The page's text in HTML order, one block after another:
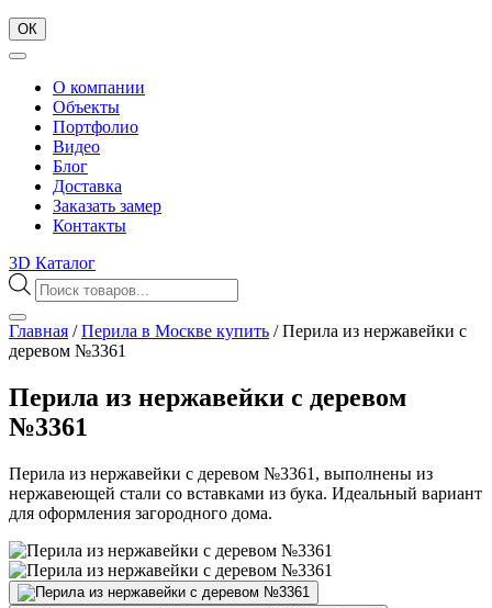
ОК
О компании
Объекты
Портфолио
Видео
Блог
Доставка
Заказать замер
Контакты
3D Каталог
Поиск
товаров
Главная /Перила в Москве купить /Перила из нержавейки с
деревом №3361
Перила из нержавейки с деревом
№3361
Перила из нержавейки с деревом №3361, выполнены из
нержавеющей стали со вставками из бука. Идеальный вариант
для оформления загородного дома.